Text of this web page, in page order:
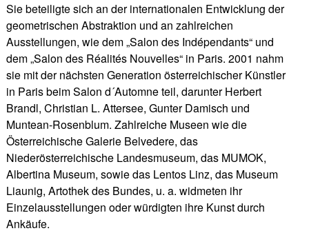
Sie beteiligte sich an der internationalen Entwicklung der
geometrischen Abstraktion und an zahlreichen
Ausstellungen, wie dem „Salon des Indépendants“ und
dem „Salon des Réalités Nouvelles“ in Paris. 2001 nahm
sie mit der nächsten Generation österreichischer Künstler
in Paris beim Salon d´Automne teil, darunter Herbert
Brandl, Christian L. Attersee, Gunter Damisch und
Muntean-Rosenblum. Zahlreiche Museen wie die
Österreichische Galerie Belvedere, das
Niederösterreichische Landesmuseum, das MUMOK,
Albertina Museum, sowie das Lentos Linz, das Museum
Liaunig, Artothek des Bundes, u. a. widmeten ihr
Einzelausstellungen oder würdigten ihre Kunst durch
Ankäufe.